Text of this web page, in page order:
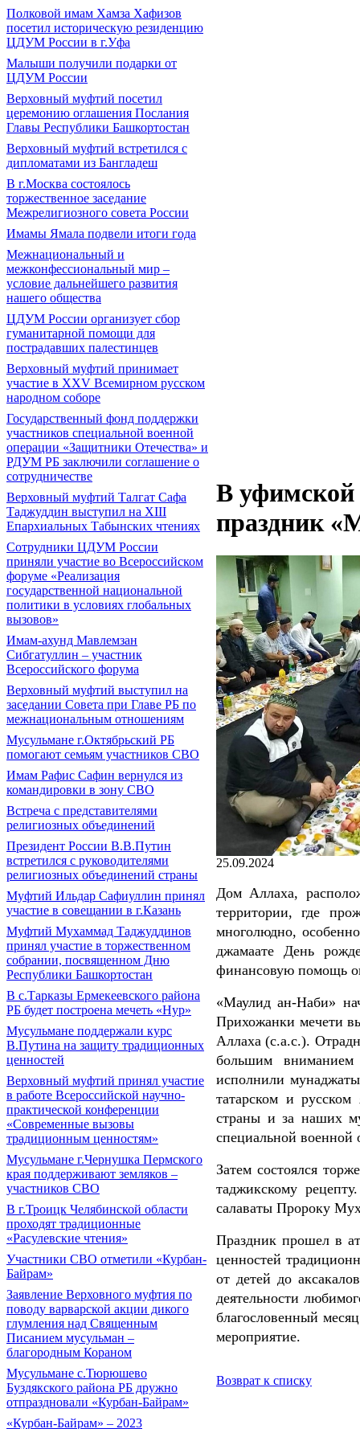
Полковой имам Хамза Хафизов
посетил историческую резиденцию
ЦДУМ России в г.Уфа
Малыши получили подарки от
ЦДУМ России
Верховный муфтий посетил
церемонию оглашения Послания
Главы Республики Башкортостан
Верховный муфтий встретился с
дипломатами из Бангладеш
В г.Москва состоялось
торжественное заседание
Межрелигиозного совета России
Имамы Ямала подвели итоги года
Межнациональный и
межконфессиональный мир –
условие дальнейшего развития
нашего общества
ЦДУМ России организует сбор
гуманитарной помощи для
пострадавших палестинцев
Верховный муфтий принимает
участие в XXV Всемирном русском
народном соборе
Государственный фонд поддержки
участников специальной военной
операции «Защитники Отечества» и
РДУМ РБ заключили соглашение о
сотрудничестве
Верховный муфтий Талгат Сафа
Таджуддин выступил на ХIII
Епархиальных Табынских чтениях
Сотрудники ЦДУМ России
приняли участие во Всероссийском
форуме «Реализация
государственной национальной
политики в условиях глобальных
вызовов»
Имам-ахунд Мавлемзан
Сибгатуллин – участник
Всероссийского форума
Верховный муфтий выступил на
заседании Совета при Главе РБ по
межнациональным отношениям
Мусульмане г.Октябрьский РБ
помогают семьям участников СВО
Имам Рафис Сафин вернулся из
командировки в зону СВО
Встреча с представителями
религиозных объединений
Президент России В.В.Путин
встретился с руководителями
религиозных объединений страны
Муфтий Ильдар Сафиуллин принял
участие в совещании в г.Казань
Муфтий Мухаммад Таджуддинов
принял участие в торжественном
собрании, посвященном Дню
Республики Башкортостан
В с.Тарказы Ермекеевского района
РБ будет построена мечеть «Нур»
Мусульмане поддержали курс
В.Путина на защиту традиционных
ценностей
Верховный муфтий принял участие
в работе Всероссийской научно-
практической конференции
«Современные вызовы
традиционным ценностям»
Мусульмане г.Чернушка Пермского
края поддерживают земляков –
участников СВО
В г.Троицк Челябинской области
проходят традиционные
«Расулевские чтения»
Участники СВО отметили «Курбан-
Байрам»
Заявление Верховного муфтия по
поводу варварской акции дикого
глумления над Священным
Писанием мусульман –
благородным Кораном
Мусульмане с.Тюрюшево
Буздякского района РБ дружно
отпраздновали «Курбан-Байрам»
«Курбан-Байрам» – 2023
В уфимской
праздник
25.09.2024
Дом Аллаха,
территории, где
многолюдно,
джамаате День
финансовую помощь
«Маулид ан-Наби»
Прихожанки мечети
Аллаха (с.а.с.).
большим
исполнили
татарском и
страны и за наших
специальной военной
Затем состоялся
таджикскому
салаваты Пророку
Праздник прошел в
ценностей
от детей до
деятельности
благословенный
мероприятие.
Возврат к списку